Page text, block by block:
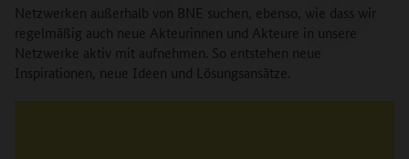
Netzwerken außerhalb von BNE suchen, ebenso, wie dass wir
regelmäßig auch neue Akteurinnen und Akteure in unsere
Netzwerke aktiv mit aufnehmen. So entstehen neue
Inspirationen, neue Ideen und Lösungsansätze.